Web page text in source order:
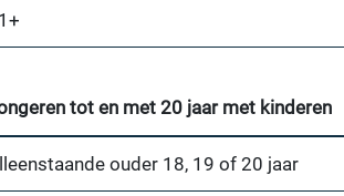
tot en met 20 jaar met kinderen
ouder 18, 19 of 20 jaar